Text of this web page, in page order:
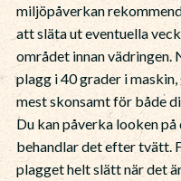
miljöpåverkan
att släta ut eventuella
området innan
plagg i 40 grader i
mest skonsamt för både
Du kan påverka looken
behandlar det efter tvätt.
plagget helt slätt när det